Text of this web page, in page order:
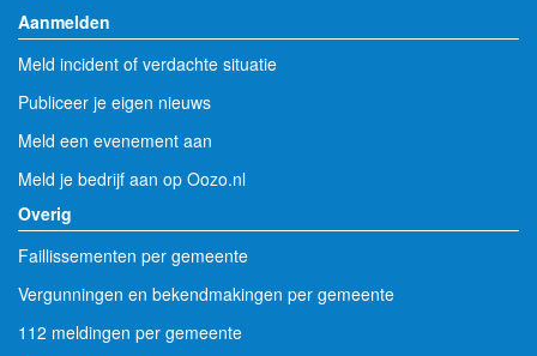
Aanmelden
Meld incident of verdachte situatie
Publiceer je eigen nieuws
Meld een evenement aan
Meld je bedrijf aan op Oozo.nl
Overig
Faillissementen per gemeente
Vergunningen en bekendmakingen per gemeente
112 meldingen per gemeente